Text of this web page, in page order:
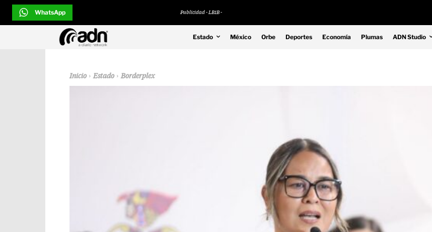
WhatsApp Publicidad - LB1B -
Estado México Orbe Deportes Economía Plumas ADN Studio
Inicio Estado Borderplex